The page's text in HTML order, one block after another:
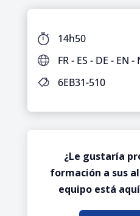
14h50
FR - ES - DE - EN -
6EB31-510
¿Le gustaría
formación a sus
equipo está